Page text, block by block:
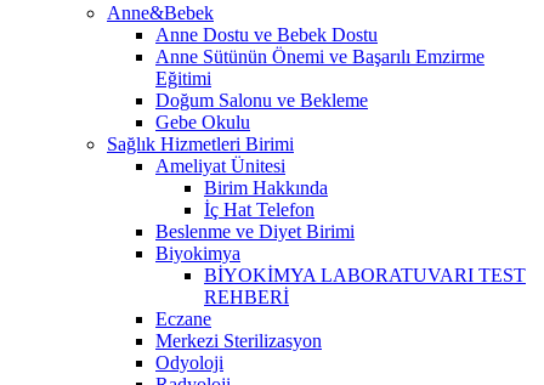
Anne&Bebek
Anne Dostu ve Bebek Dostu
Anne Sütünün Önemi ve Başarılı Emzirme
Eğitimi
Doğum Salonu ve Bekleme
Gebe Okulu
Sağlık Hizmetleri Birimi
Ameliyat Ünitesi
Birim Hakkında
İç Hat Telefon
Beslenme ve Diyet Birimi
Biyokimya
BİYOKİMYA LABORATUVARI TEST
REHBERİ
Eczane
Merkezi Sterilizasyon
Odyoloji